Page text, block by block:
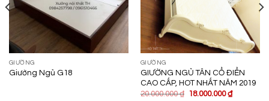
GIƯỜNG
Giường Ngủ G18
GIƯỜNG
GIƯỜNG NGỦ TÂN CỔ ĐIỂN
CAO CẤP, HOT NHẤT NĂM 2019
20.000.000₫ 18.000.000₫